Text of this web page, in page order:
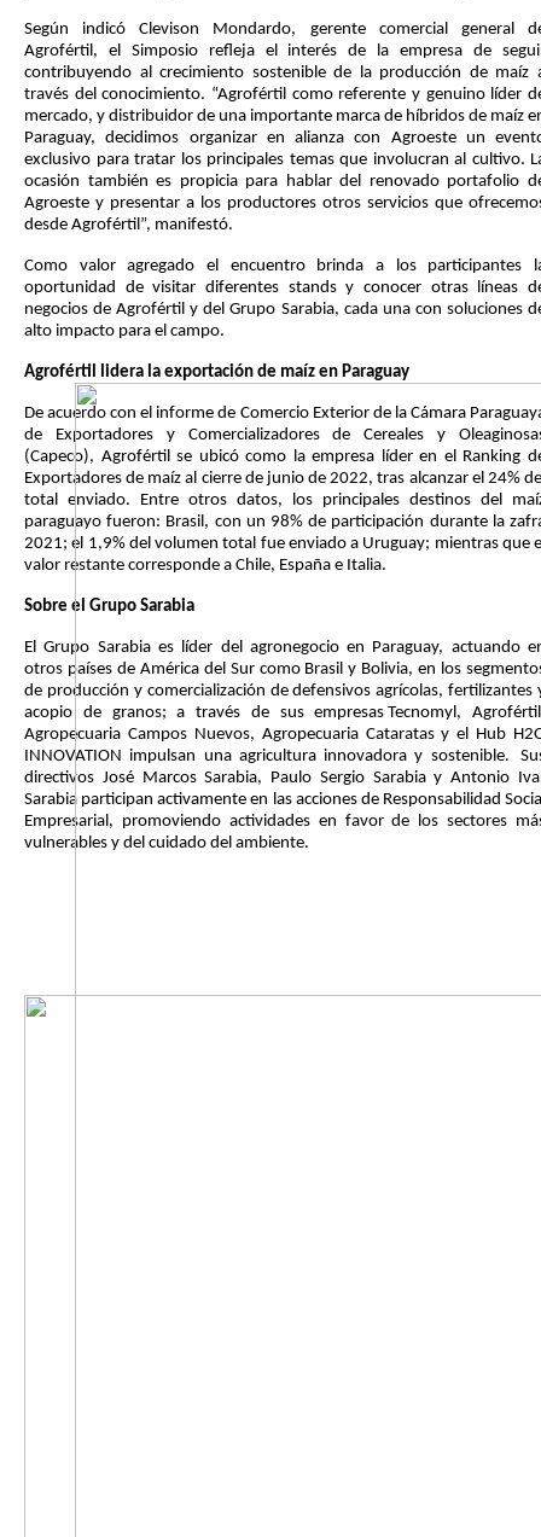
Según indicó Clevison Mondardo, gerente comercial general
Agrofértil, el Simposio refleja el interés de la empresa de
contribuyendo al crecimiento sostenible de la producción de maíz
través del conocimiento. “Agrofértil como referente y genuino líder
mercado, y distribuidor de una importante marca de híbridos de maíz
Paraguay, decidimos organizar en alianza con Agroeste un
exclusivo para tratar los principales temas que involucran al cultivo.
ocasión también es propicia para hablar del renovado portafolio
Agroeste y presentar a los productores otros servicios que
desde Agrofértil”, manifestó.
Como valor agregado el encuentro brinda a los participantes
oportunidad de visitar diferentes stands y conocer otras líneas
negocios de Agrofértil y del Grupo Sarabia, cada una con soluciones
alto impacto para el campo.
Agrofértil lidera la exportación de maíz en Paraguay
De acuerdo con el informe de Comercio Exterior de la Cámara
de Exportadores y Comercializadores de Cereales y
(Capeco), Agrofértil se ubicó como la empresa líder en el Ranking
Exportadores de maíz al cierre de junio de 2022, tras alcanzar el 24%
total enviado. Entre otros datos, los principales destinos del
paraguayo fueron: Brasil, con un 98% de participación durante la
2021; el 1,9% del volumen total fue enviado a Uruguay; mientras que
valor restante corresponde a Chile, España e Italia.
Sobre el Grupo Sarabia
El Grupo Sarabia es líder del agronegocio en Paraguay, actuando
otros países de América del Sur como Brasil y Bolivia, en los
de producción y comercialización de defensivos agrícolas, fertilizantes
acopio de granos; a través de sus empresas Tecnomyl,
Agropecuaria Campos Nuevos, Agropecuaria Cataratas y el Hub
INNOVATION impulsan una agricultura innovadora y sostenible.
directivos José Marcos Sarabia, Paulo Sergio Sarabia y Antonio
Sarabia participan activamente en las acciones de Responsabilidad
Empresarial, promoviendo actividades en favor de los sectores
vulnerables y del cuidado del ambiente.